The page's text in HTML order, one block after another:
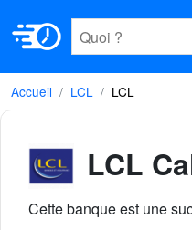
Accueil LCL LCL
LCL
Cette banque est une